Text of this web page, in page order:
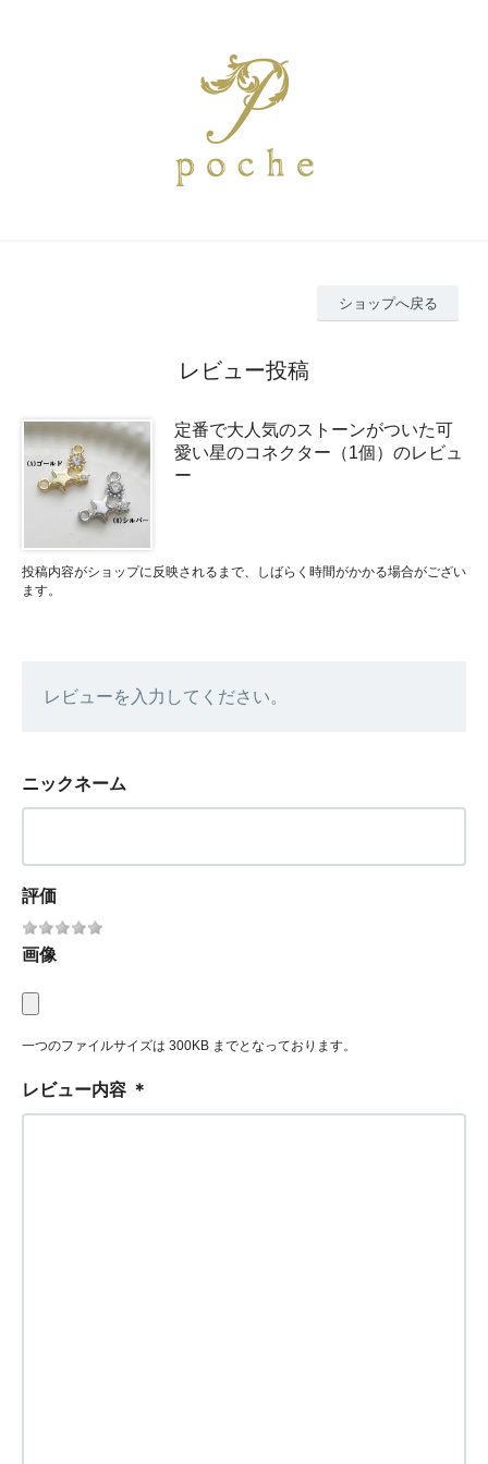
ショップへ戻る
レビュー投稿
定番で大人気のストーンがついた可
愛い星のコネクター（1個）のレビュ
ー
投稿内容がショップに反映されるまで、しばらく時間がかかる場合がござい
ます。
レビューを入力してください。
ニックネーム
評価
画像
一つのファイルサイズは 300KB までとなっております。
レビュー内容 ＊